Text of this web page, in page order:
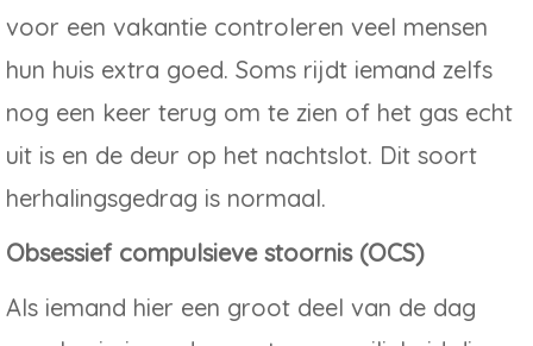
voor een vakantie controleren veel mensen
hun huis extra goed. Soms rijdt iemand zelfs
nog een keer terug om te zien of het gas echt
uit is en de deur op het nachtslot. Dit soort
herhalingsgedrag is normaal.
Obsessief compulsieve stoornis (OCS)
Als iemand hier een groot deel van de dag